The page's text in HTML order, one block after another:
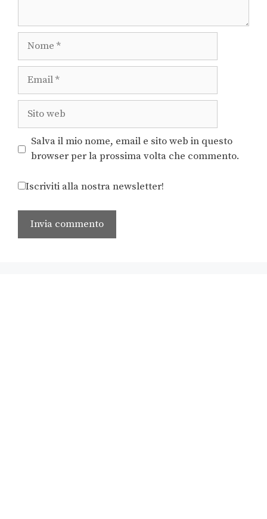
Salva il mio nome, email e sito web in questo
browser per la prossima volta che commento.
Iscriviti alla nostra newsletter!